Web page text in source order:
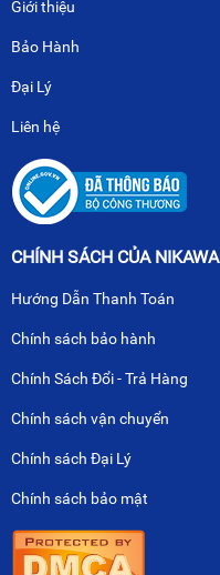
Giới thiệu
Bảo Hành
Đại Lý
Liên hệ
CHÍNH SÁCH CỦA NIKAWA
Hướng Dẫn Thanh Toán
Chính sách bảo hành
Chính Sách Đổi - Trả Hàng
Chính sách vận chuyển
Chính sách Đại Lý
Chính sách bảo mật